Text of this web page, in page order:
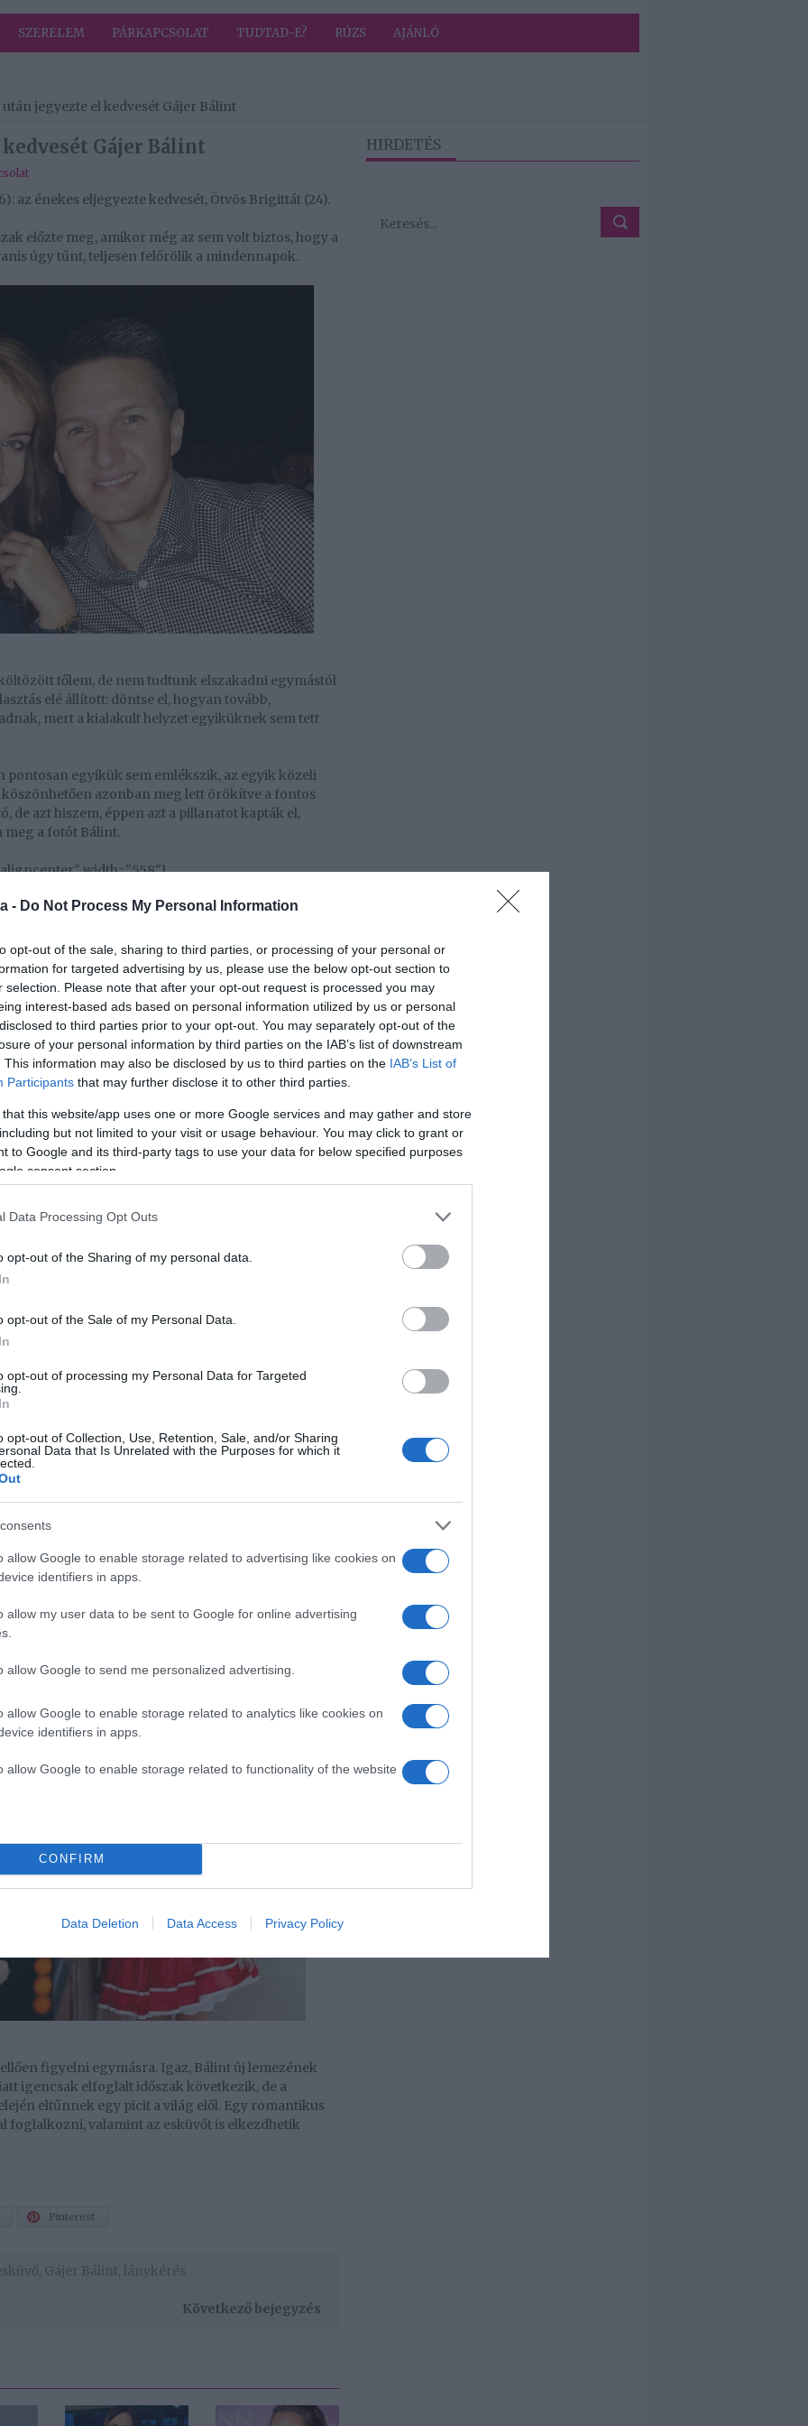
- Do Not Process My Personal Information
opt-out of the sale, sharing to third parties, or processing of your personal or
for targeted advertising by us, please use the below opt-out section to
selection. Please note that after your opt-out request is processed you may
interest-based ads based on personal information utilized by us or personal
to third parties prior to your opt-out. You may separately opt-out of the
of your personal information by third parties on the IAB’s list of downstream
This information may also be disclosed by us to third parties on the IAB’s List of
Participants that may further disclose it to other third parties.
that this website/app uses one or more Google services and may gather and store
but not limited to your visit or usage behaviour. You may click to grant or
to Google and its third-party tags to use your data for below specified purposes
consent section.
Data Processing Opt Outs
opt-out of the Sharing of my personal data.
opt-out of the Sale of my Personal Data.
opt-out of processing my Personal Data for Targeted
opt-out of Collection, Use, Retention, Sale, and/or Sharing
Data that Is Unrelated with the Purposes for which it
allow Google to enable storage related to advertising like cookies on
identifiers in apps.
allow my user data to be sent to Google for online advertising
allow Google to send me personalized advertising.
allow Google to enable storage related to analytics like cookies on
identifiers in apps.
allow Google to enable storage related to functionality of the website
CONFIRM
Data Deletion Data Access Privacy Policy
SZERELEM PÁRKAPCSOLAT TUDTAD-E? RÚZS AJÁNLÓ
után jegyezte el kedvesét Gájer Bálint
Gájer Bálint
az énekes eljegyezte kedvesét, Ötvös Brigittát (24).
előzte meg, amikor még az sem volt biztos, hogy a
úgy tűnt, teljesen felőrölik a mindennapok.
tőlem, de nem tudtunk elszakadni egymástól
elé állított: döntse el, hogyan tovább,
mert a kialakult helyzet egyiküknek sem tett
egyikük sem emlékszik, az egyik közeli
azonban meg lett örökítve a fontos
de azt hiszem, éppen azt a pillanatot kapták el,
a fotót Bálint.
width="558"]
Fotó:
volna gondolni a dolgot, de egyre
akarok lenni. Ám az is egyértelmű volt, hogy ha
kell emelnünk a kapcsolatunkat – emlékezett
gyűrűt, majd randevút kért szerelmétől.
már régi vágyam volt, hogy kiránduljunk egyet egy
ahol megismerkedtünk. Ebédeltünk a napsütésben,
nagyon izgatott valami miatt. Egyszer csak előhúzta
Majd hozzátette, nem kell még válaszolnom,
– emlékezett vissza nevetve Brigi, aki ekkor
később már menyasszony lesz. – Az az érdekes,
mondott akkor. Vacsoráztunk, aztán a harmadik
kezdett. Az már nincs meg, mit is mondott
és határozott volt, a zakója zsebéből
igent mondtam.
figyelni egymásra. Igaz, Bálint új lemezének
igencsak elfoglalt időszak következik, de a
eltűnnek egy picit a világ elől. Egy romantikus
foglalkozni, valamint az esküvőt is elkezdhetik
Pinterest
Gájer Bálint lánykérés
Következő bejegyzés
HIRDETÉS